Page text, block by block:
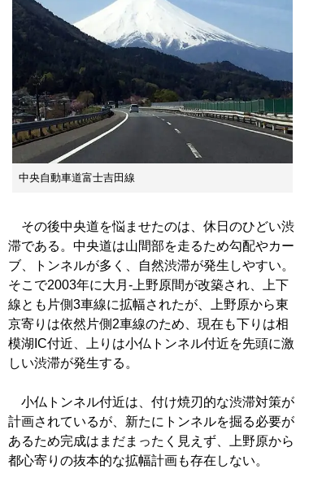
中央自動車道富士吉田線
その後中央道を悩ませたのは、休日のひどい渋
滞である。中央道は山間部を走るため勾配やカー
ブ、トンネルが多く、自然渋滞が発生しやすい。
そこで2003年に大月-上野原間が改築され、上下
線とも片側3車線に拡幅されたが、上野原から東
京寄りは依然片側2車線のため、現在も下りは相
模湖IC付近、上りは小仏トンネル付近を先頭に激
しい渋滞が発生する。
小仏トンネル付近は、付け焼刃的な渋滞対策が
計画されているが、新たにトンネルを掘る必要が
あるため完成はまだまったく見えず、上野原から
都心寄りの抜本的な拡幅計画も存在しない。